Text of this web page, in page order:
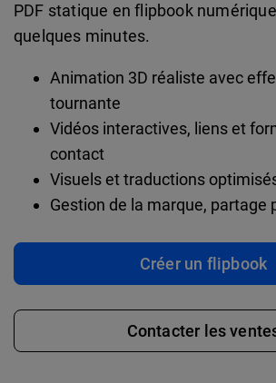
PDF statique en flipbook
quelques minutes.
Animation 3D réaliste avec
tournante
Vidéos interactives, liens et
contact
Visuels et traductions
Gestion de la marque, partage
Créer un flipbook
Contacter les